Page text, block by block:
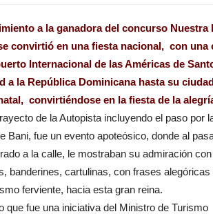
a la ganadora del concurso Nuestra
convirtió en una fiesta nacional, con una
Internacional de las Américas de
a la República Dominicana hasta su
convirtiéndose en la fiesta de la
de la Autopista incluyendo el paso por
Bani, fue un evento apoteósico, donde al
a la calle, le mostraban su admiración
banderines, cartulinas, con frases
ferviente, hacia esta gran reina.
que fue una iniciativa del Ministro de Turismo